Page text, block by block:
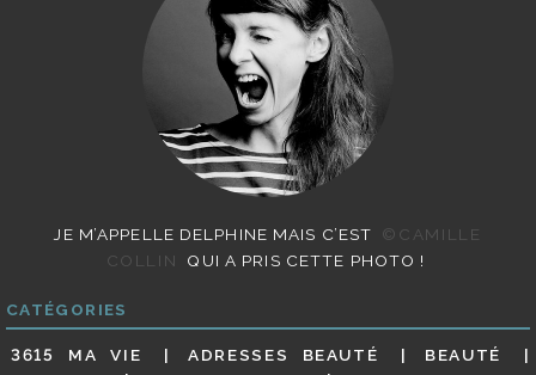
JE M’APPELLE DELPHINE MAIS C’EST
©CAMILLE
COLLIN
QUI A PRIS CETTE PHOTO !
CATÉGORIES
3615 MA VIE ADRESSES BEAUTÉ
BEAUTÉ